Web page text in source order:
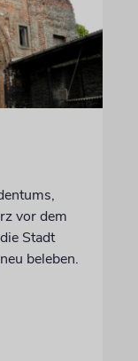
vor dem
Stadt
beleben.